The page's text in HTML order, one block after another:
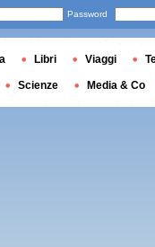
Password
Libri Viaggi
Scienze Media & Co